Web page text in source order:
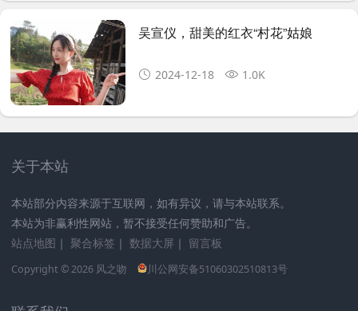
吴宣仪，甜美的红衣“村花”姑娘 ​​​
2024-12-18 1.0K
关于本站
本站部分内容来源于互联网，如有异议，请与本站联系。
本站为非赢利性网站，暂不接受任何赞助和广告。
站点地图 ｜ 聚合标签 ｜ 数据大屏 ｜ 留言板
Copyright © 2026 风之吻 川公网安备51060302510813号